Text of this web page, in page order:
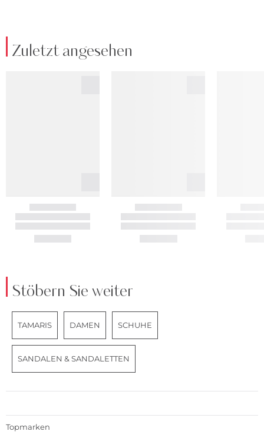
Zuletzt angesehen
Stöbern Sie weiter
TAMARIS DAMEN SCHUHE
SANDALEN & SANDALETTEN
Topmarken